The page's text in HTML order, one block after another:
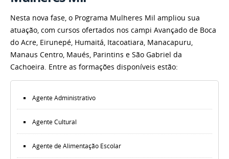
Nesta nova fase, o Programa Mulheres Mil ampliou sua
atuação, com cursos ofertados nos campi Avançado de Boca
do Acre, Eirunepé, Humaitá, Itacoatiara, Manacapuru,
Manaus Centro, Maués, Parintins e São Gabriel da
Cachoeira. Entre as formações disponíveis estão:
Agente Administrativo
Agente Cultural
Agente de Alimentação Escolar